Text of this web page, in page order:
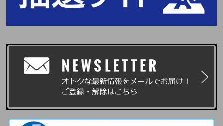
※外国籍の方は必ず、明確に本人と確認できる【1】パスポート、【3】特
別永住者証明書または在留カード、【5】マイナンバーカード (※通知カー
利をお持ちでも、当イベントへの参加は一切お断りいたします。また今後開
催するイベントへの参加も一切できなくなりますのでご注意ください。
※顔写真の有無に関係なく、学校より学生証・生徒手帳・生徒証明書・身分
証明書が発行されない学生は、必ず上記で指定されている【1】～【5】の
中から『顔写真付きの指定身分証』を1点ご用意ください。
※主催者が指定する『顔写真付きの指定身分証明書』は、イベント当日まで